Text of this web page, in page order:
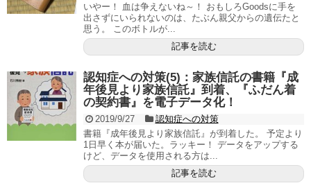
いやー！ 血は争えないね～！ おもしろGoodsに手を
出さずにいられないのは、たぶん親父からの遺伝たと
思う。 このボトルが...
記事を読む
認知症への対策(5)：家族信託の書籍『成
年後見より家族信託』到着、『ふだん着
の契約書』を電子データ化！
2019/9/27
認知症への対策
書籍『成年後見より家族信託』が到着した。 予定より
1日早く本が届いた。ラッキー！ データをアップする
けど、データを使用される方は...
記事を読む